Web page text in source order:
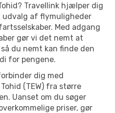
Travellink hjælper dig
af flymuligheder
Med adgang
gør vi det nemt at
du nemt kan finde den
for pengene.
dig med
(TEW) fra større
Uanset om du søger
priser, gør